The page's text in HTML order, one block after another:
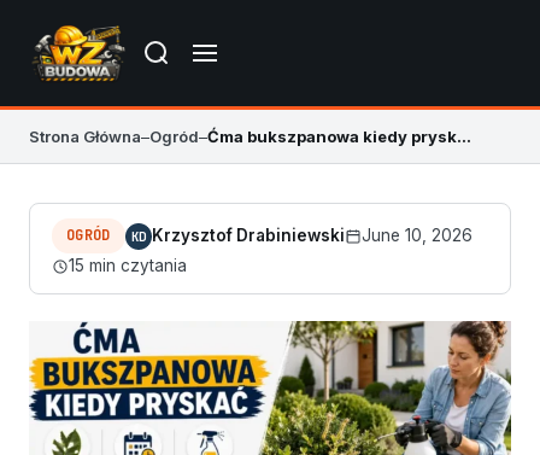
Strona Główna–Ogród– Ćma bukszpanowa kiedy pryskać – termin, który ratuje krzewy
OGRÓD KD Krzysztof Drabiniewski
June 10, 2026
15 min czytania